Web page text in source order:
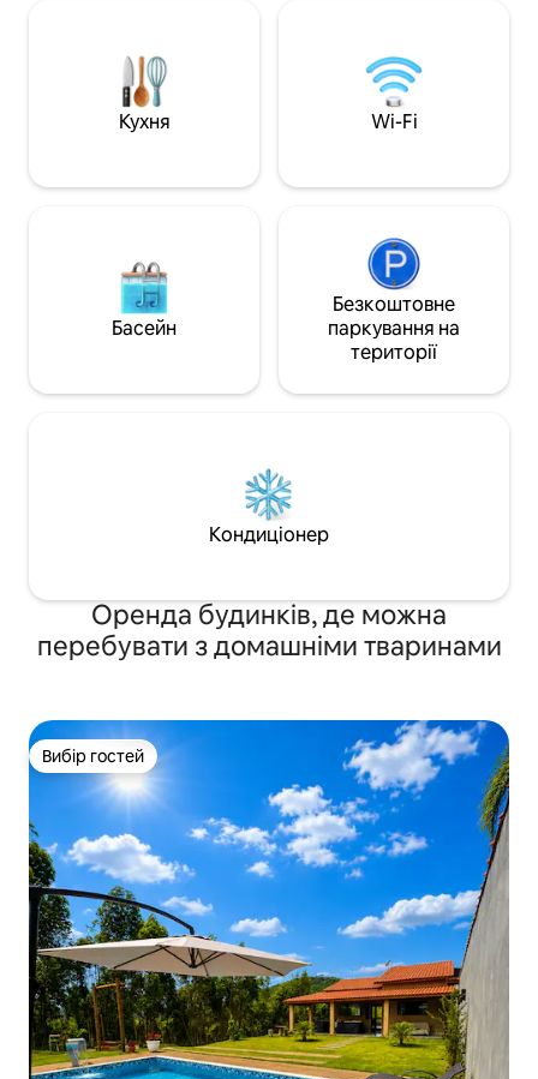
яких — люкс,
кухня,
легкий доступ,
Кухня Wi-Fi
Басейн
Безкоштовне
паркування на
території
Кондиціонер
Оренда будинків, де можна
перебувати з домашніми тваринами
Вибір гостей
Вибір гостей